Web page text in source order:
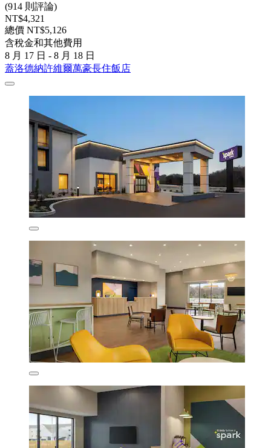
(914 則評論)
NT$4,321
總價 NT$5,126
含稅金和其他費用
8 月 17 日 - 8 月 18 日
蓋洛德納許維爾萬豪長住飯店